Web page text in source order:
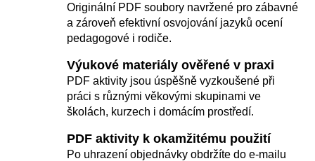
Originální PDF soubory navržené pro zábavné
a zároveň efektivní osvojování jazyků ocení
pedagogové i rodiče.
Výukové materiály ověřené v praxi
PDF aktivity jsou úspěšně vyzkoušené při
práci s různými věkovými skupinami ve
školách, kurzech i domácím prostředí.
PDF aktivity k okamžitému použití
Po uhrazení objednávky obdržíte do e-mailu